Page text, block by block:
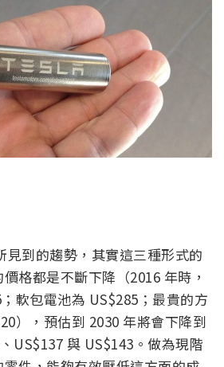
見到的趨勢，其實這三種形式的
格都是不斷下降（2016 年時，
軟包電池為 US$285；最貴的方
），預估到 2030 年將會下降到
US$137 與 US$143。做為現階